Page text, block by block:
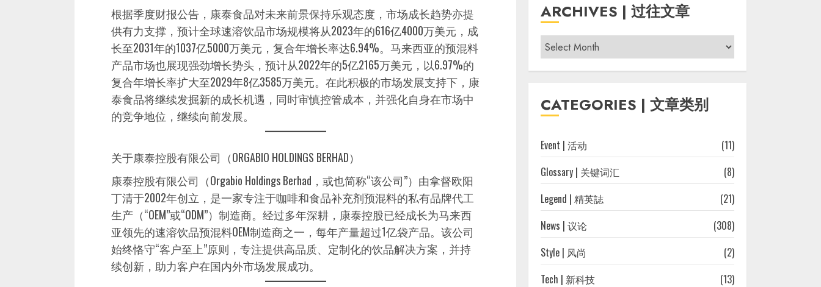
根据季度财报公告，康泰食品对未来前景保持乐观态度，市场成长趋势亦提
供有力支撑，预计全球速溶饮品市场规模将从2023年的616亿4000万美元，成
长至2031年的1037亿5000万美元，复合年增长率达6.94%。马来西亚的预混料
产品市场也展现强劲增长势头，预计从2022年的5亿2165万美元，以6.97%的
复合年增长率扩大至2029年8亿3585万美元。在此积极的市场发展支持下，康
泰食品将继续发掘新的成长机遇，同时审慎控管成本，并强化自身在市场中
的竞争地位，继续向前发展。
关于康泰控股有限公司（ORGABIO HOLDINGS BERHAD）
康泰控股有限公司（Orgabio Holdings Berhad，或也简称“该公司”）由拿督欧阳
丁清于2002年创立，是一家专注于咖啡和食品补充剂预混料的私有品牌代工
生产（“OEM”或“ODM”）制造商。经过多年深耕，康泰控股已经成长为马来西
亚领先的速溶饮品预混料OEM制造商之一，每年产量超过1亿袋产品。该公司
始终恪守“客户至上”原则，专注提供高品质、定制化的饮品解决方案，并持
续创新，助力客户在国内外市场发展成功。
ARCHIVES | 过往文章
Archives
|
过
文
章
CATEGORIES | 文章类别
Event | 活动
(11)
Glossary | 关键词汇
(8)
Legend | 精英誌
(21)
News | 议论
(308)
Style | 风尚
(2)
Tech | 新科技
(13)